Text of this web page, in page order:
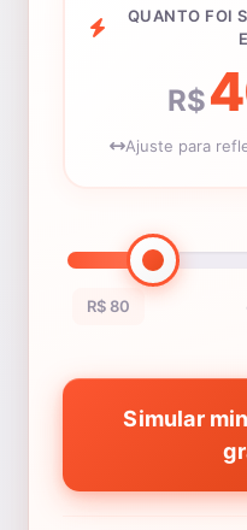
QUANTO FOI
R$
Ajuste para
R$ 80
Simular